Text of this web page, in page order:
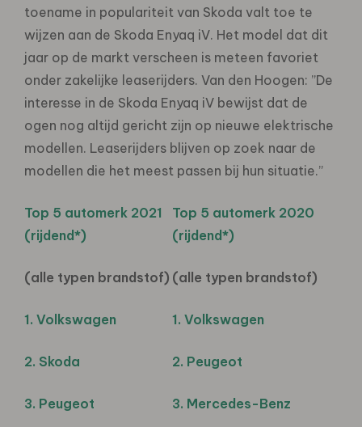
toename in populariteit van Skoda valt toe te
wijzen aan de Skoda Enyaq iV. Het model dat dit
jaar op de markt verscheen is meteen favoriet
onder zakelijke leaserijders. Van den Hoogen: ”De
interesse in de Skoda Enyaq iV bewijst dat de
ogen nog altijd gericht zijn op nieuwe elektrische
modellen. Leaserijders blijven op zoek naar de
modellen die het meest passen bij hun situatie.”
Top 5 automerk 2021
(rijdend*)
(alle typen brandstof)
Top 5 automerk 2020
(rijdend*)
(alle typen brandstof)
1. Volkswagen 1. Volkswagen
2. Skoda 2. Peugeot
3. Peugeot 3. Mercedes-Benz